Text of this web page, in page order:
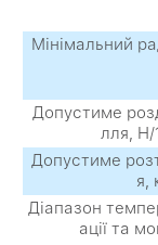
Мінімальний
Допустиме
лля,
Допустиме
я,
Діапазон
ації та